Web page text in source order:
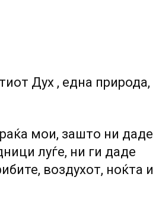
Дух , една природа,
мои, зашто ни даде
луѓе, ни ги даде
воздухот, ноќта и